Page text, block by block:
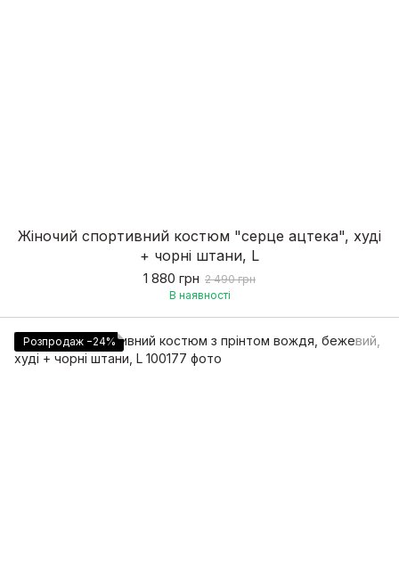
Жіночий спортивний костюм "серце ацтека", худі
+ чорні штани, L
1 880 грн 2 490 грн
В наявності
Розпродаж −24%